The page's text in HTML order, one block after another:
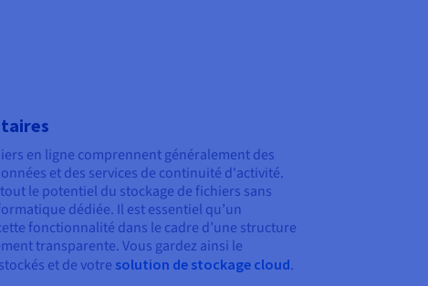
en ligne comprennent généralement des
et des services de continuité d'activité.
le potentiel du stockage de fichiers sans
dédiée. Il est essentiel qu’un
fonctionnalité dans le cadre d’une structure
transparente. Vous gardez ainsi le
et de votre solution de stockage cloud.